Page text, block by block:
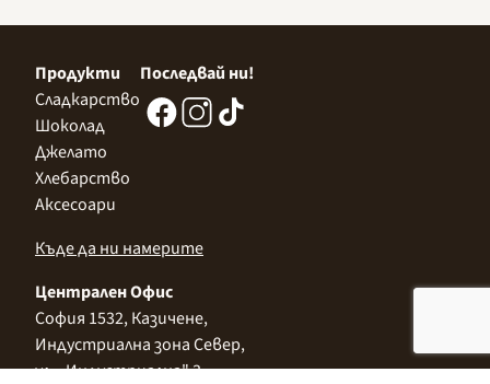
Продукти
Сладкарство
Шоколад
Джелато
Хлебарство
Аксесоари
Последвай ни!
Къде да ни намерите
Централен Офис
София 1532, Казичене,
Индустриална зона Север,
ул. „Индустриална" 3